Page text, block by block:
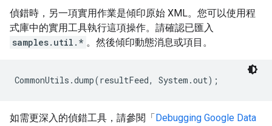
偵錯時，另一項實用作業是傾印原始 XML。您可以使用程
式庫中的實用工具執行這項操作。請確認已匯入
samples.util.* 。然後傾印動態消息或項目。
CommonUtils.dump(resultFeed, System.out);
如需更深入的偵錯工具，請參閱「Debugging Google Data